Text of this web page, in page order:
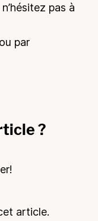
pas à
par
?
article.